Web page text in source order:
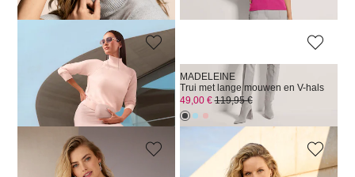
+3 Kleuren +3 Kleuren
MADELEINE
Trui. Puur katoen
109,00 €
169,95 €
MADELEINE
Trui met lange mouwen en V-hals
49,00 €119,95 €